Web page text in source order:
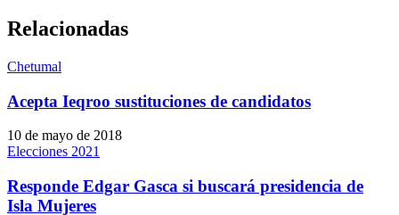
Relacionadas
Chetumal
Acepta Ieqroo sustituciones de candidatos
10 de mayo de 2018
Elecciones 2021
Responde Edgar Gasca si buscará presidencia de
Isla Mujeres